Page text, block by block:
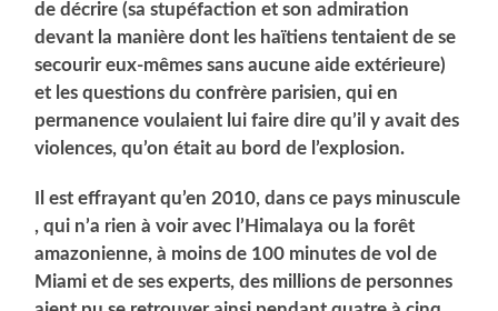
de décrire (sa stupéfaction et son admiration
devant la manière dont les haïtiens tentaient de se
secourir eux-mêmes sans aucune aide extérieure)
et les questions du confrère parisien, qui en
permanence voulaient lui faire dire qu’il y avait des
violences, qu’on était au bord de l’explosion.
Il est effrayant qu’en 2010, dans ce pays minuscule
, qui n’a rien à voir avec l’Himalaya ou la forêt
amazonienne, à moins de 100 minutes de vol de
Miami et de ses experts, des millions de personnes